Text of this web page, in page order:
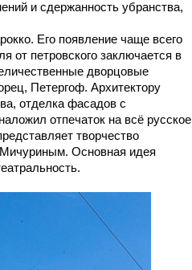
и сдержанность убранства,
Его появление чаще всего
от петровского заключается в
дворцовые
Петергоф. Архитектору
отделка фасадов с
отпечаток на всё русское
творчество
Основная идея